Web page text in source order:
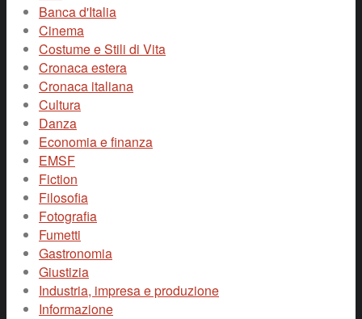
Banca d'Italia
Cinema
Costume e Stili di Vita
Cronaca estera
Cronaca italiana
Cultura
Danza
Economia e finanza
EMSF
Fiction
Filosofia
Fotografia
Fumetti
Gastronomia
Giustizia
Industria, impresa e produzione
Informazione